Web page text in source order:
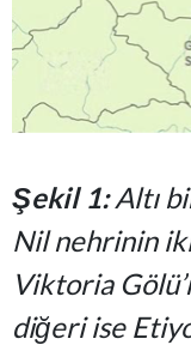
Şekil 1:Altı
Nil nehrinin
Viktoria
diğeri ise